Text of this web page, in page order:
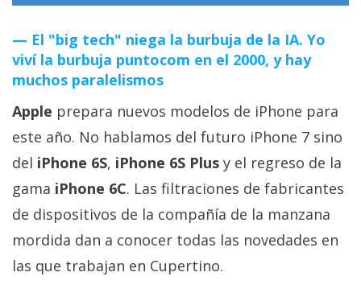
Sistemas
operativos
Profesional
+
Más
temas
Sorteos
El "big tech" niega la burbuja de la IA. Yo
viví la burbuja puntocom en el 2000, y hay
muchos paralelismos
Apple prepara nuevos modelos de iPhone para
este año. No hablamos del futuro iPhone 7 sino
del iPhone 6S, iPhone 6S Plus y el regreso de la
gama iPhone 6C. Las filtraciones de fabricantes
de dispositivos de la compañía de la manzana
mordida dan a conocer todas las novedades en
las que trabajan en Cupertino.